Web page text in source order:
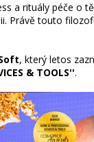
a rituály péče o
Právě touto
, který letos
& TOOLS''.